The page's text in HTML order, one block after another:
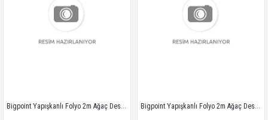
Bigpoint Yapışkanlı Folyo 2m Ağaç Desen No:19 Bigpoint Yapışkanlı Folyo 2m Ağaç Desen No:22